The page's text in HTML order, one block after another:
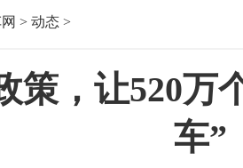
> 动态 >
策，让520万
车”